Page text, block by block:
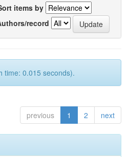
items by
record
time: 0.015 seconds).
previous 1 2 next